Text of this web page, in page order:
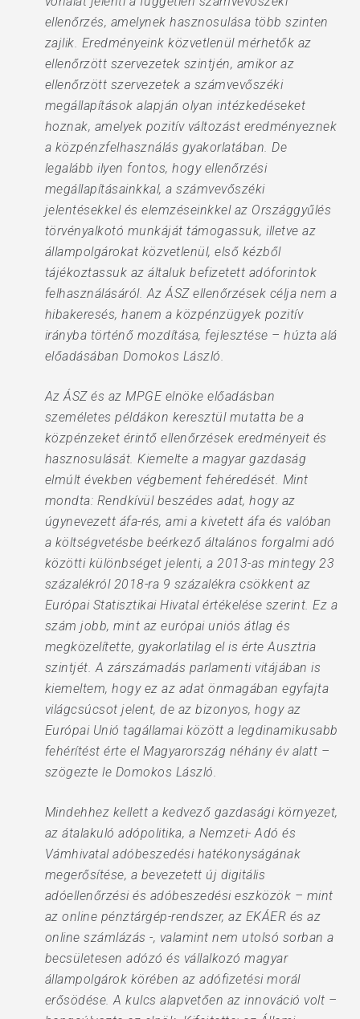
ellenőrzés, amelynek hasznosulása több szinten
zajlik. Eredményeink közvetlenül mérhetők az
ellenőrzött szervezetek szintjén, amikor az
ellenőrzött szervezetek a számvevőszéki
megállapítások alapján olyan intézkedéseket
hoznak, amelyek pozitív változást eredményeznek
a közpénzfelhasználás gyakorlatában. De
legalább ilyen fontos, hogy ellenőrzési
megállapításainkkal, a számvevőszéki
jelentésekkel és elemzéseinkkel az Országgyűlés
törvényalkotó munkáját támogassuk, illetve az
állampolgárokat közvetlenül, első kézből
tájékoztassuk az általuk befizetett adóforintok
felhasználásáról. Az ÁSZ ellenőrzések célja nem a
hibakeresés, hanem a közpénzügyek pozitív
irányba történő mozdítása, fejlesztése – húzta alá
előadásában Domokos László.
Az ÁSZ és az MPGE elnöke előadásban
személetes példákon keresztül mutatta be a
közpénzeket érintő ellenőrzések eredményeit és
hasznosulását. Kiemelte a magyar gazdaság
elmúlt években végbement fehéredését. Mint
mondta: Rendkívül beszédes adat, hogy az
úgynevezett áfa-rés, ami a kivetett áfa és valóban
a költségvetésbe beérkező általános forgalmi adó
közötti különbséget jelenti, a 2013-as mintegy 23
százalékról 2018-ra 9 százalékra csökkent az
Európai Statisztikai Hivatal értékelése szerint. Ez a
szám jobb, mint az európai uniós átlag és
megközelítette, gyakorlatilag el is érte Ausztria
szintjét. A zárszámadás parlamenti vitájában is
kiemeltem, hogy ez az adat önmagában egyfajta
világcsúcsot jelent, de az bizonyos, hogy az
Európai Unió tagállamai között a legdinamikusabb
fehérítést érte el Magyarország néhány év alatt –
szögezte le Domokos László.
Mindehhez kellett a kedvező gazdasági környezet,
az átalakuló adópolitika, a Nemzeti- Adó és
Vámhivatal adóbeszedési hatékonyságának
megerősítése, a bevezetett új digitális
adóellenőrzési és adóbeszedési eszközök – mint
az online pénztárgép-rendszer, az EKÁER és az
online számlázás -, valamint nem utolsó sorban a
becsületesen adózó és vállalkozó magyar
állampolgárok körében az adófizetési morál
erősödése. A kulcs alapvetően az innováció volt –